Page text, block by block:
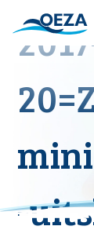
content
-